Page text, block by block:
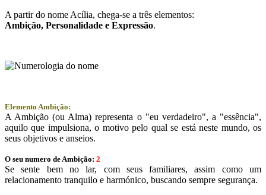
A partir do nome Acília, chega-se a três elementos:
Ambição, Personalidade e Expressão.
Elemento Ambição:
A Ambição (ou Alma) representa o "eu verdadeiro", a "essência",
aquilo que impulsiona, o motivo pelo qual se está neste mundo, os
seus objetivos e anseios.
O seu numero de Ambição: 2
Se sente bem no lar, com seus familiares, assim como um
relacionamento tranquilo e harmónico, buscando sempre segurança.